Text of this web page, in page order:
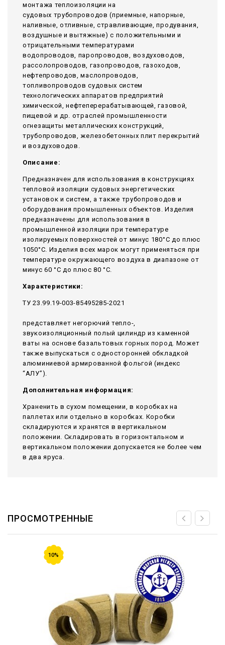
монтажа теплоизоляции на
судовых трубопроводов (приемные, напорные,
наливные, отливные, стравливающие, продувания,
воздушные и вытяжные) с положительными и
отрицательными температурами
водопроводов, паропроводов, воздуховодов,
рассолопроводов, газопроводов, газоходов,
нефтепроводов, маслопроводов,
топливопроводов судовых систем
технологических аппаратов предприятий
химической, нефтеперерабатывающей, газовой,
пищевой и др. отраслей промышленности
огнезащиты металлических конструкций,
трубопроводов, железобетонных плит перекрытий
и воздуховодов.
Описание:
Предназначен для использования в конструкциях
тепловой изоляции судовых энергетических
установок и систем, а также трубопроводов и
оборудования промышленных объектов. Изделия
предназначены для использования в
промышленной изоляции при температуре
изолируемых поверхностей от минус 180°С до плюс
1050°С. Изделия всех марок могут применяться при
температуре окружающего воздуха в диапазоне от
минус 60 °С до плюс 80 °С.
Характеристики:
ТУ 23.99.19-003-85495285-2021
представляет негорючий тепло-,
звукоизоляционный полый цилиндр из каменной
ваты на основе базальтовых горных пород. Может
также выпускаться с односторонней обкладкой
алюминиевой армированной фольгой (индекс
“АЛУ”).
Дополнительная информация:
Храненить в сухом помещении, в коробках на
паллетах или отдельно в коробках. Коробки
складируются и хранятся в вертикальном
положении. Складировать в горизонтальном и
вертикальном положении допускается не более чем
в два яруса.
ПРОСМОТРЕННЫЕ
10%